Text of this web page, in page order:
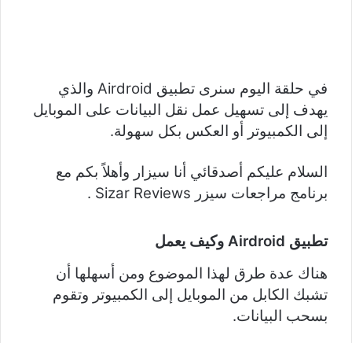
في حلقة اليوم سنرى تطبيق Airdroid والذي
يهدف إلى تسهيل عمل نقل البيانات على الموبايل
إلى الكمبيوتر أو العكس بكل سهولة.
السلام عليكم أصدقائي أنا سيزار وأهلاً بكم مع
برنامج مراجعات سيزر Sizar Reviews .
تطبيق Airdroid وكيف يعمل
هناك عدة طرق لهذا الموضوع ومن أسهلها أن
تشبك الكابل من الموبايل إلى الكمبيوتر وتقوم
بسحب البيانات.